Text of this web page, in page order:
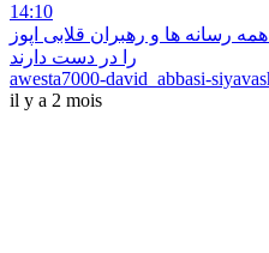
14:10
رسانه ها و رهبران قلابی اپوز
را در دست دارند
awesta7000-david_abbasi-
il y a 2 mois